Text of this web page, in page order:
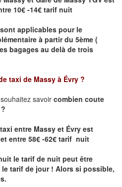
10€ -14€ tarif nuit
applicables pour le
à partir du 5ème (
bagages au delà de trois
taxi de Massy à Évry ?
savoir combien coute
entre Massy et Évry est
entre 58€ -62€ tarif nuit
le tarif de nuit peut être
le tarif de jour ! Alors si possible,